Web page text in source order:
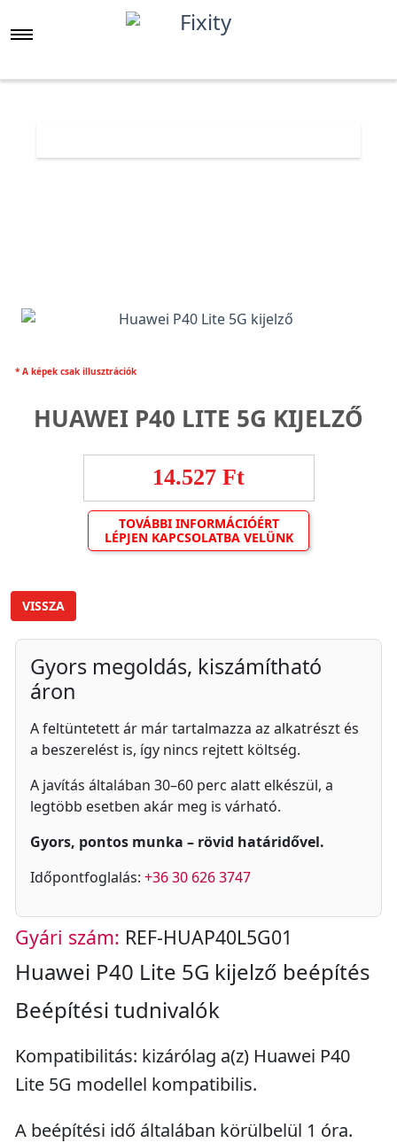
* A képek csak illusztrációk
HUAWEI P40 LITE 5G KIJELZŐ
14.527 Ft
TOVÁBBI INFORMÁCIÓÉRT
LÉPJEN KAPCSOLATBA VELÜNK
VISSZA
Gyors megoldás, kiszámítható
áron
A feltüntetett ár már tartalmazza az alkatrészt és
a beszerelést is, így nincs rejtett költség.
A javítás általában 30–60 perc alatt elkészül, a
legtöbb esetben akár meg is várható.
Gyors, pontos munka – rövid határidővel.
Időpontfoglalás: +36 30 626 3747
Gyári szám: REF-HUAP40L5G01
Huawei P40 Lite 5G kijelző beépítés
Beépítési tudnivalók
Kompatibilitás: kizárólag a(z) Huawei P40
Lite 5G modellel kompatibilis.
A beépítési idő általában körülbelül 1 óra.